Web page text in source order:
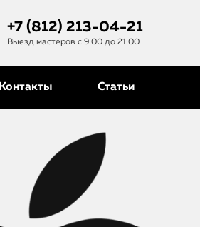
+7 (812) 213-04-21
Выезд мастеров с 9:00 до 21:00
Контакты Статьи